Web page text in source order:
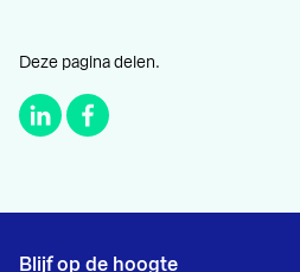
Deze pagina delen.
Blijf op de hoogte